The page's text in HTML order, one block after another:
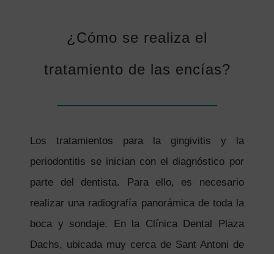
¿Cómo se realiza el
tratamiento de las encías?
Los tratamientos para la gingivitis y la
periodontitis se inician con el diagnóstico por
parte del dentista. Para ello, es necesario
realizar una radiografía panorámica de toda la
boca y sondaje. En la Clínica Dental Plaza
Dachs, ubicada muy cerca de Sant Antoni de